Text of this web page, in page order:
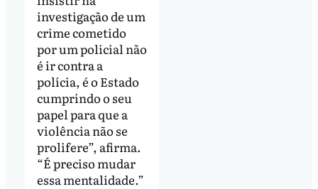
investigação de um
crime cometido
por um policial não
é ir contra a
polícia, é o Estado
cumprindo o seu
papel para que a
violência não se
prolifere”, afirma.
“É preciso mudar
essa mentalidade.”